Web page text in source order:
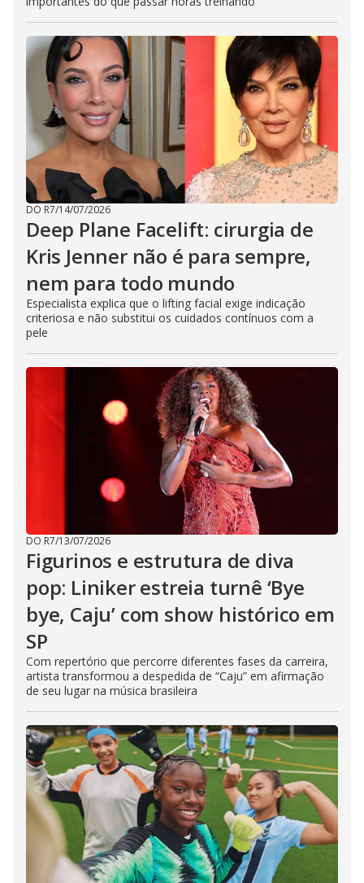
DO R7/14/07/2026
Deep Plane Facelift: cirurgia de
Kris Jenner não é para sempre,
nem para todo mundo
Especialista explica que o lifting facial exige indicação
criteriosa e não substitui os cuidados contínuos com a
pele
DO R7/13/07/2026
Figurinos e estrutura de diva
pop: Liniker estreia turnê ‘Bye
bye, Caju’ com show histórico em
SP
Com repertório que percorre diferentes fases da carreira,
artista transformou a despedida de “Caju” em afirmação
de seu lugar na música brasileira